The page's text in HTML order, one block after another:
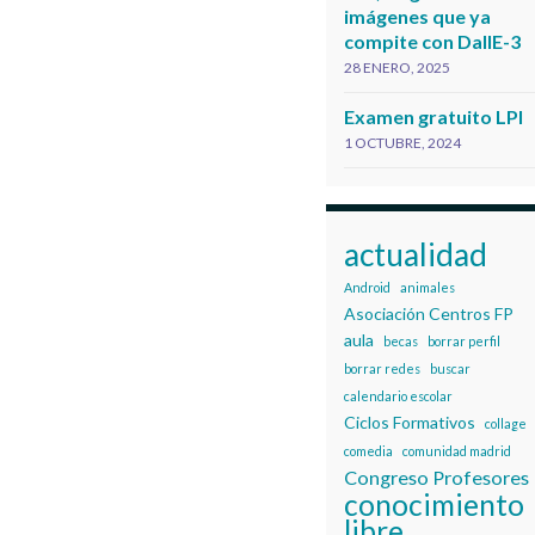
imágenes que ya
compite con DallE-3
28 ENERO, 2025
Examen gratuito LPI
1 OCTUBRE, 2024
actualidad
Android animales
Asociación Centros FP
aula
becas
borrar perfil
borrar redes
buscar
calendario escolar
Ciclos Formativos
collage
comedia
comunidad madrid
Congreso Profesores
conocimiento